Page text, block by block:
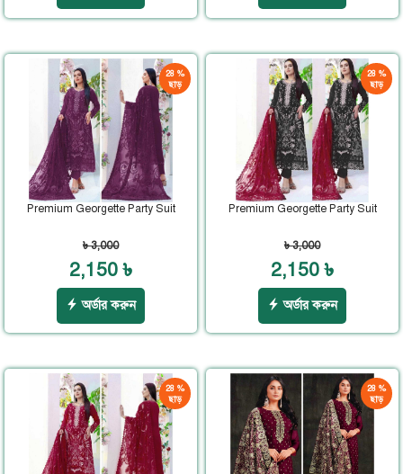
28 %
ছাড়
Premium Georgette Party Suit
৳ 3,000
2,150 ৳
অর্ডার করুন
28 %
ছাড়
Premium Georgette Party Suit
৳ 3,000
2,150 ৳
অর্ডার করুন
28 %
ছাড়
28 %
ছাড়